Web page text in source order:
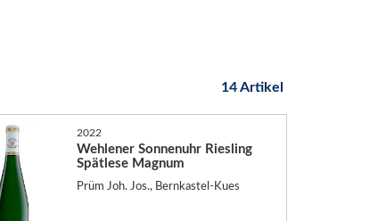
14 Artikel
2022
Wehlener Sonnenuhr Riesling
Spätlese Magnum
Prüm Joh. Jos., Bernkastel-Kues